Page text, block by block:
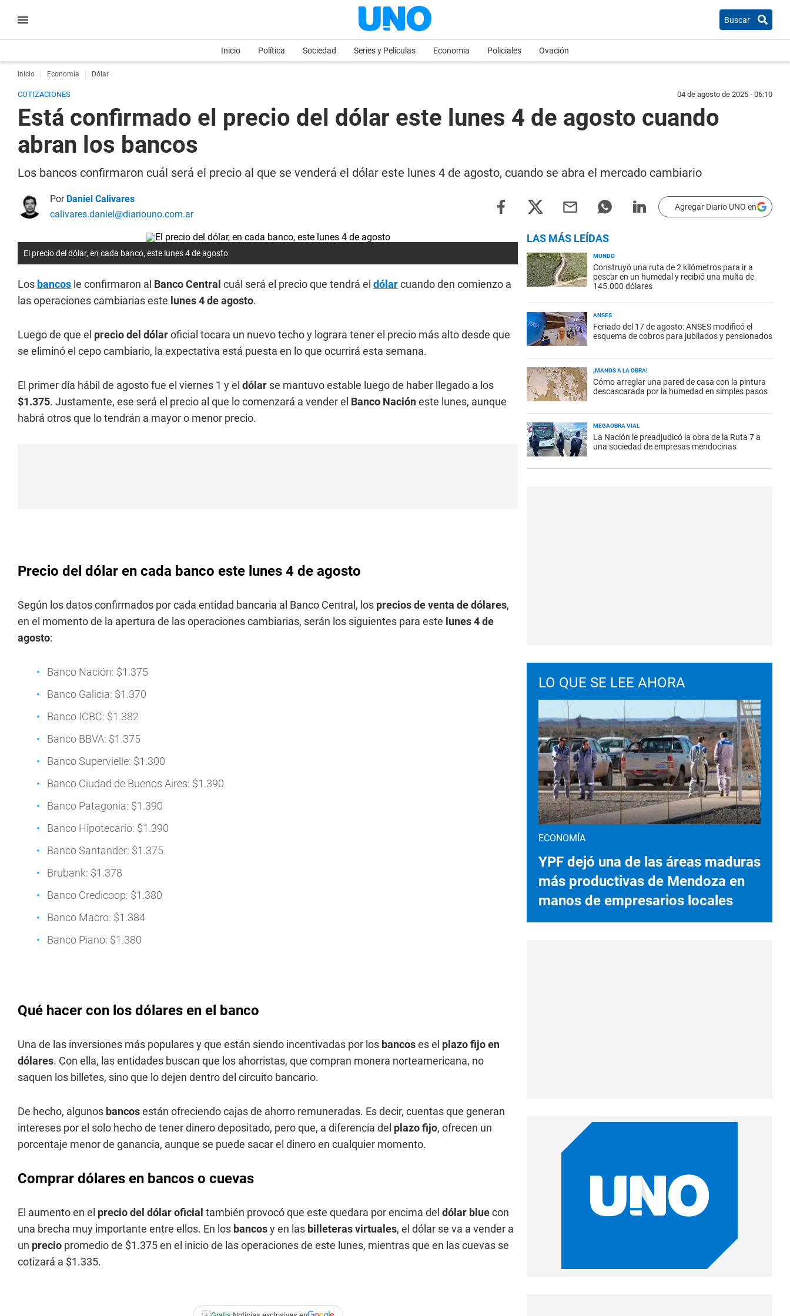
Buscar
Inicio Política Sociedad Series y Películas Economia Policiales Ovación
Inicio Economía Dólar
COTIZACIONES 04 de agosto de 2025 - 06:10
Está confirmado el precio del dólar este lunes 4 de agosto cuando
abran los bancos
Los bancos confirmaron cuál será el precio al que se venderá el dólar este lunes 4 de agosto, cuando se abra el mercado cambiario
Por Daniel Calivares
calivares.daniel@diariouno.com.ar
Agregar Diario UNO en
El precio del dólar, en cada banco, este lunes 4 de agosto
Los bancos le confirmaron al Banco Central cuál será el precio que tendrá el dólarcuando den comienzo a
las operaciones cambiarias este lunes 4 de agosto.
Luego de que el precio del dólaroficial tocara un nuevo techo y lograra tener el precio más alto desde que
se eliminó el cepo cambiario, la expectativa está puesta en lo que ocurrirá esta semana.
El primer día hábil de agosto fue el viernes 1 y el dólar se mantuvo estable luego de haber llegado a los
$1.375. Justamente, ese será el precio al que lo comenzará a vender el Banco Nacióneste lunes, aunque
habrá otros que lo tendrán a mayor o menor precio.
Precio del dólar en cada banco este lunes 4 de agosto
Según los datos confirmados por cada entidad bancaria al Banco Central, los precios de venta de dólares,
en el momento de la apertura de las operaciones cambiarias, serán los siguientes para este lunes 4 de
agosto:
Banco Nación: $1.375
Banco Galicia: $1.370
Banco ICBC: $1.382
Banco BBVA: $1.375
Banco Supervielle: $1.300
Banco Ciudad de Buenos Aires: $1.390
Banco Patagonia: $1.390
Banco Hipotecario: $1.390
Banco Santander: $1.375
Brubank: $1.378
Banco Credicoop: $1.380
Banco Macro: $1.384
Banco Piano: $1.380
Qué hacer con los dólares en el banco
Una de las inversiones más populares y que están siendo incentivadas por los bancoses el plazo fijo en
dólares. Con ella, las entidades buscan que los ahorristas, que compran monera norteamericana, no
saquen los billetes, sino que lo dejen dentro del circuito bancario.
De hecho, algunos bancosestán ofreciendo cajas de ahorro remuneradas. Es decir, cuentas que generan
intereses por el solo hecho de tener dinero depositado, pero que, a diferencia del plazo fijo, ofrecen un
porcentaje menor de ganancia, aunque se puede sacar el dinero en cualquier momento.
Comprar dólares en bancos o cuevas
El aumento en el precio del dólar oficial también provocó que este quedara por encima del dólar bluecon
una brecha muy importante entre ellos. En los bancosy en las billeteras virtuales, el dólar se va a vender a
un precio promedio de $1.375 en el inicio de las operaciones de este lunes, mientras que en las cuevas se
cotizará a $1.335.
LAS MÁS LEÍDAS
MUNDO
Construyó una ruta de 2 kilómetros para ir a
pescar en un humedal y recibió una multa de
145.000 dólares
ANSES
Feriado del 17 de agosto: ANSES modificó el
esquema de cobros para jubilados y pensionados
¡MANOS A LA OBRA!
Cómo arreglar una pared de casa con la pintura
descascarada por la humedad en simples pasos
MEGAOBRA VIAL
La Nación le preadjudicó la obra de la Ruta 7 a
una sociedad de empresas mendocinas
LO QUE SE LEE AHORA
ECONOMÍA
YPF dejó una de las áreas maduras
más productivas de Mendoza en
manos de empresarios locales